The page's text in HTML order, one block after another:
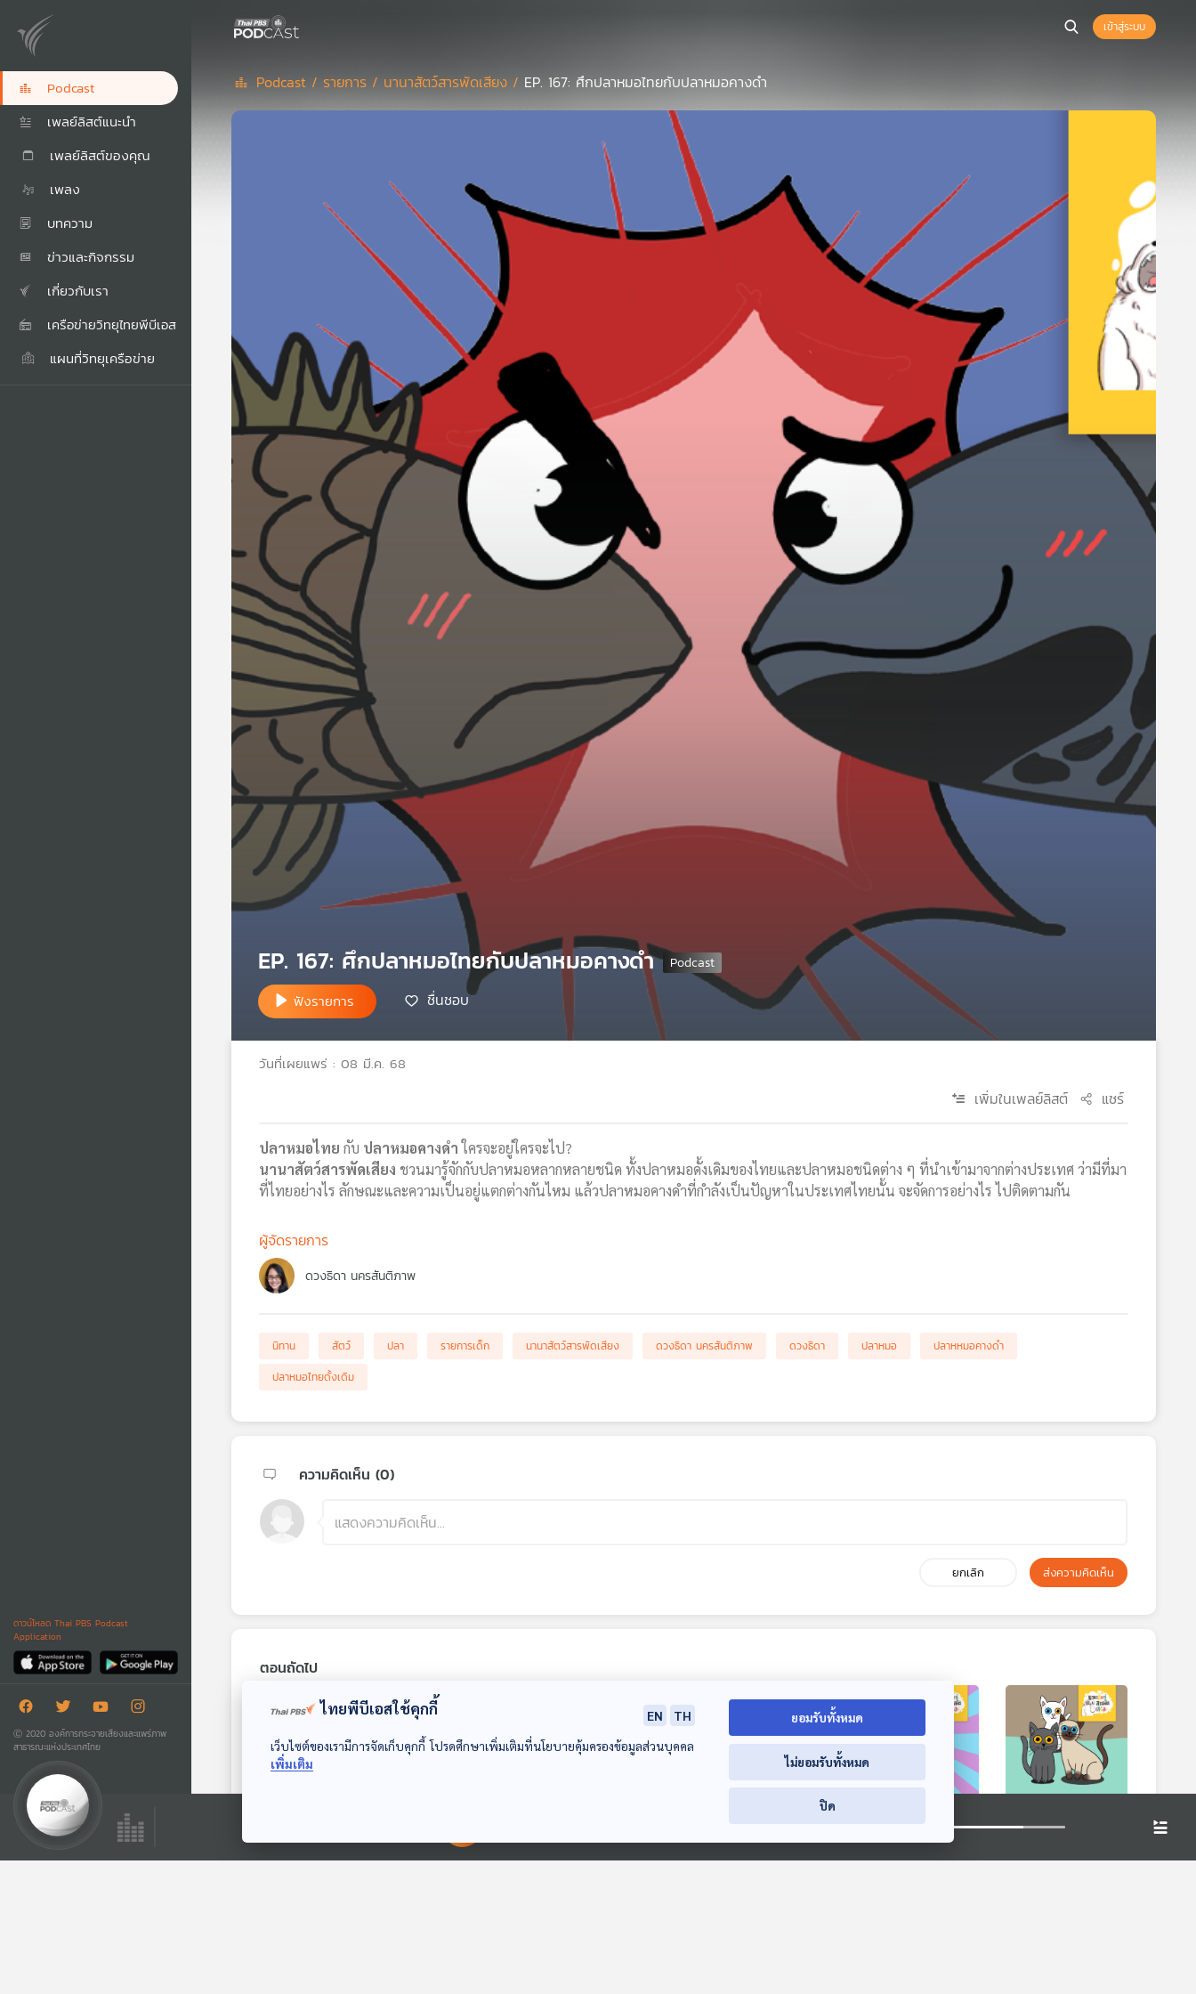
Podcast
เพลย์ลิสต์แนะนำ
เพลย์ลิสต์ของคุณ
เพลง
บทความ
ข่าวและกิจกรรม
เกี่ยวกับเรา
เครือข่ายวิทยุไทยพีบีเอส
แผนที่วิทยุเครือข่าย
ดาวน์โหลด Thai PBS Podcast
Application
Ⓒ 2020 องค์การกระจายเสียงและแพร่ภาพ
สาธารณะแห่งประเทศไทย
เข้าสู่ระบบ
Podcast / รายการ / นานาสัตว์สารพัดเสียง / EP. 167: ศึกปลาหมอไทยกับปลาหมอคางดำ
EP. 167: ศึกปลาหมอไทยกับปลาหมอคางดำ
ฟังรายการ ชื่นชอบ
วันที่เผยแพร่ : 08 มี.ค. 68
เพิ่มในเพลย์ลิสต์ แชร์
ปลาหมอไทย กับ ปลาหมอคางดำใครจะอยู่ใครจะไป?
นานาสัตว์สารพัดเสียง ชวนมารู้จักกับปลาหมอหลากหลายชนิด ทั้งปลาหมอดั้งเดิมของไทยและปลาหมอชนิดต่าง ๆ ที่นำเข้ามาจากต่างประเทศ ว่ามีที่มา
ที่ไทยอย่างไร ลักษณะและความเป็นอยู่แตกต่างกันไหม แล้วปลาหมอคางดำที่กำลังเป็นปัญหาในประเทศไทยนั้น จะจัดการอย่างไร ไปติดตามกัน
ผู้จัดรายการ
ดวงธิดา นครสันติภาพ
นิทาน สัตว์ ปลา รายการเด็ก นานาสัตว์สารพัดเสียง ดวงธิดา นครสันติภาพ ดวงธิดา ปลาหมอ
ปลาหหมอคางดำ
ปลาหมอไทยดั้งเดิม
ความคิดเห็น (0)
ยกเลิก ส่งความคิดเห็น
ตอนถัดไป
สัตว์ตัวน้อยที่ไม่ใช่
หัวโขน นกน้อยที่เลี้ยง
ถิ่นใต้
EP. 171: นกยูงไทย
กำลังหายไปจากป่า
EP. 172: คางคกมีดี
อะไร ทำไมต้องขรุขระ
EP. 173: แมวไทยมี
00:00:00
ไทยพีบีเอสใช้คุกกี้ EN
TH
เว็บไซต์ของเรามีการจัดเก็บคุกกี้ โปรดศึกษาเพิ่มเติมที่นโยบายคุ้มครองข้อมูลส่วนบุคคล
เพิ่มเติม
ยอมรับทั้งหมด
ไม่ยอมรับทั้งหมด
ปิด